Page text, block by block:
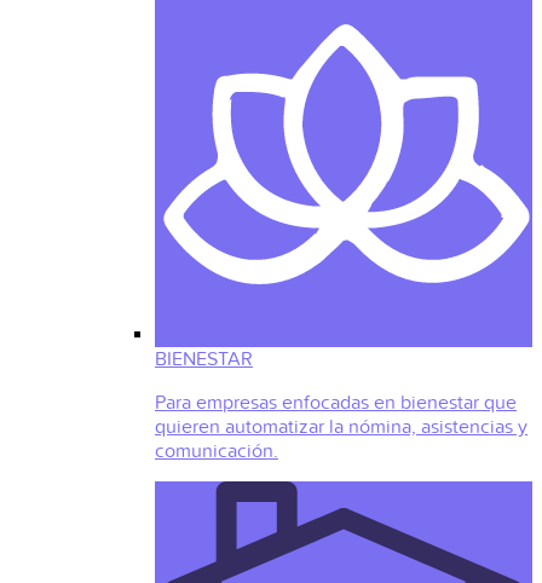
BIENESTAR
Para empresas enfocadas en bienestar que
quieren automatizar la nómina, asistencias y
comunicación.